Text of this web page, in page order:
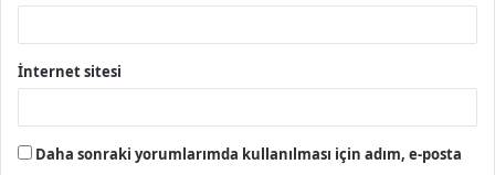
İnternet sitesi
Daha sonraki yorumlarımda kullanılması için adım, e-posta